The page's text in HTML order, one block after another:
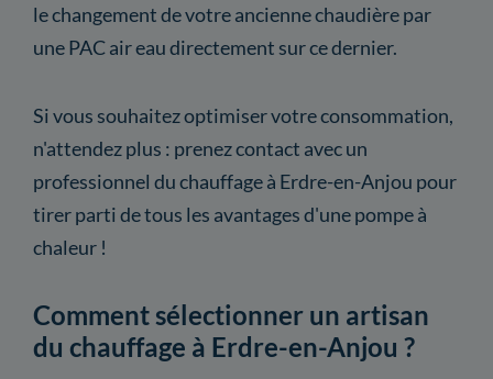
le changement de votre ancienne chaudière par
une PAC air eau directement sur ce dernier.
Si vous souhaitez optimiser votre consommation,
n'attendez plus : prenez contact avec un
professionnel du chauffage à Erdre-en-Anjou pour
tirer parti de tous les avantages d'une pompe à
chaleur !
Comment sélectionner un artisan
du chauffage à Erdre-en-Anjou ?